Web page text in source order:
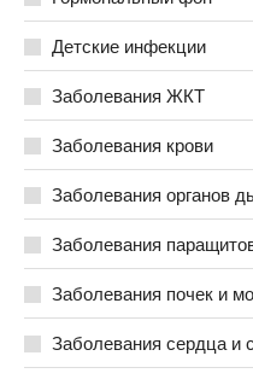
Детские инфекции
Заболевания ЖКТ
Заболевания крови
Заболевания органов
Заболевания
Заболевания почек и
Заболевания сердца и